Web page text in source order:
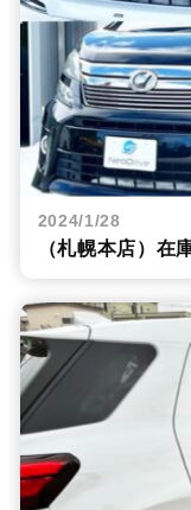
2024/1/28
（札幌本店）在